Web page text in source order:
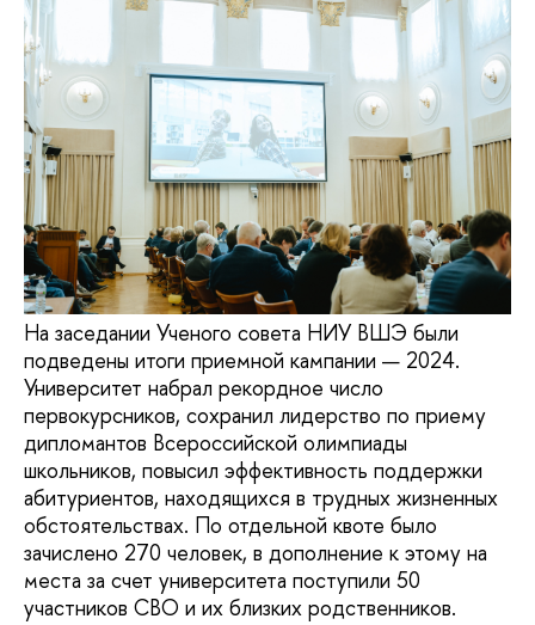
На заседании Ученого совета НИУ ВШЭ были
подведены итоги приемной кампании — 2024.
Университет набрал рекордное число
первокурсников, сохранил лидерство по приему
дипломантов Всероссийской олимпиады
школьников, повысил эффективность поддержки
абитуриентов, находящихся в трудных жизненных
обстоятельствах. По отдельной квоте было
зачислено 270 человек, в дополнение к этому на
места за счет университета поступили 50
участников СВО и их близких родственников.